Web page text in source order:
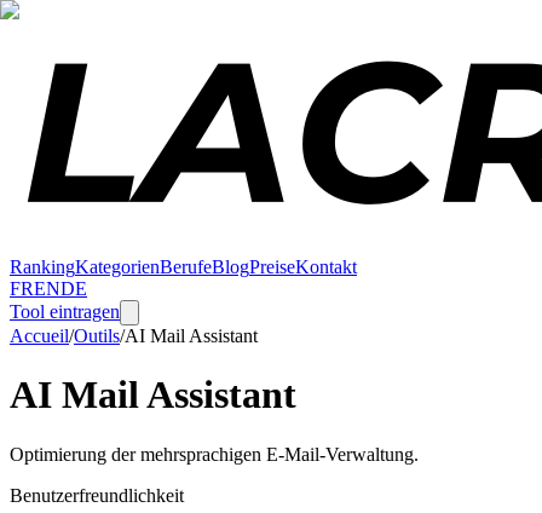
RankingKategorienBerufeBlogPreiseKontakt
FRENDE
Tool eintragen
Accueil/Outils/AI Mail Assistant
AI Mail Assistant
Optimierung der mehrsprachigen E-Mail-Verwaltung.
Benutzerfreundlichkeit